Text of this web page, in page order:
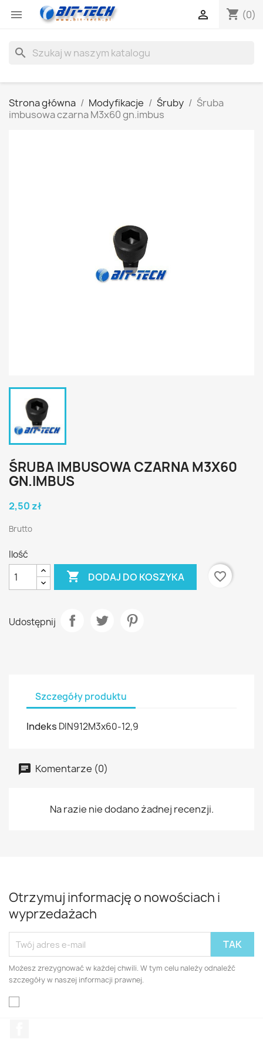
 shopping_cart (0)

search
Strona główna Modyfikacje Śruby
Śruba
imbusowa czarna M3x60 gn.imbus
ŚRUBA IMBUSOWA CZARNA M3X60
GN.IMBUS
2,50 zł
Brutto
Ilość
 DODAJ DO KOSZYKA favorite_border
Udostępnij
Szczegóły produktu
Indeks DIN912M3x60-12,9
Komentarze (0)
Na razie nie dodano żadnej recenzji.
Otrzymuj informację o nowościach i
wyprzedażach
Możesz zrezygnować w każdej chwili. W tym celu należy odnaleźć
szczegóły w naszej informacji prawnej.